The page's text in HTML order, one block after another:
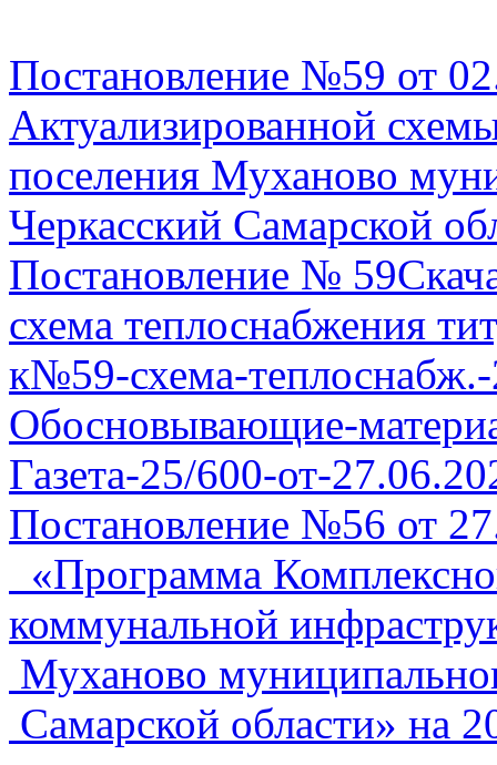
Постановление №59 от
Актуализированной
поселения Муханово
Черкасский Самарской
Постановление № 59
схема теплоснабжения
к№59-схема-теплоснабж.-
Обосновывающие-
Газета-25/600-от-
Постановление №56 от
«Программа
коммунальной
Муханово
Самарской области» на